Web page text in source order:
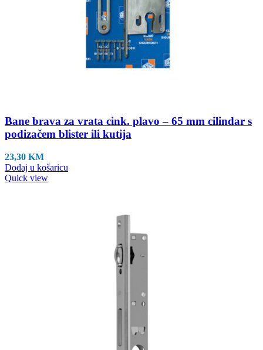
Bane brava za vrata cink. plavo – 65 mm cilindar s
podizačem blister ili kutija
23,30 KM
Dodaj u košaricu
Quick view